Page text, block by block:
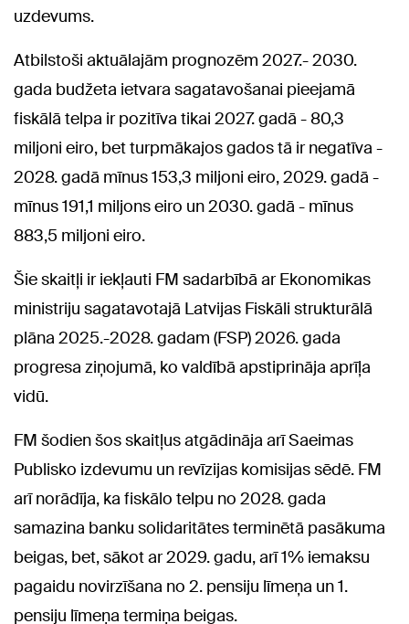
uzdevums.
Atbilstoši aktuālajām prognozēm 2027.- 2030.
gada budžeta ietvara sagatavošanai pieejamā
fiskālā telpa ir pozitīva tikai 2027. gadā - 80,3
miljoni eiro, bet turpmākajos gados tā ir negatīva -
2028. gadā mīnus 153,3 miljoni eiro, 2029. gadā -
mīnus 191,1 miljons eiro un 2030. gadā - mīnus
883,5 miljoni eiro.
Šie skaitļi ir iekļauti FM sadarbībā ar Ekonomikas
ministriju sagatavotajā Latvijas Fiskāli strukturālā
plāna 2025.-2028. gadam (FSP) 2026. gada
progresa ziņojumā, ko valdībā apstiprināja aprīļa
vidū.
FM šodien šos skaitļus atgādināja arī Saeimas
Publisko izdevumu un revīzijas komisijas sēdē. FM
arī norādīja, ka fiskālo telpu no 2028. gada
samazina banku solidaritātes terminētā pasākuma
beigas, bet, sākot ar 2029. gadu, arī 1% iemaksu
pagaidu novirzīšana no 2. pensiju līmeņa un 1.
pensiju līmeņa termiņa beigas.